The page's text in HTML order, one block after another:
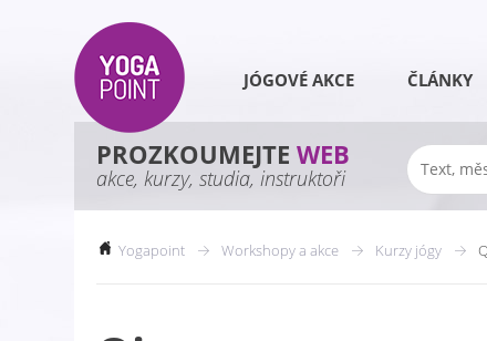
JÓGOVÉ AKCE ČLÁNKY
PROZKOUMEJTE WEB
akce, kurzy, studia, instruktoři
Yogapoint Workshopy a akce Kurzy jógy